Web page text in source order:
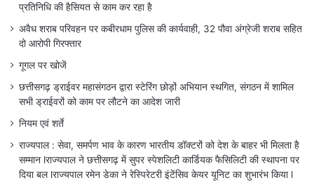
प्रतिनिधि की हैसियत से काम कर रहा है
अवैध शराब परिवहन पर कबीरधाम पुलिस की कार्यवाही, 32 पौवा अंग्रेजी शराब सहित
दो आरोपी गिरफ्तार
गूगल पर खोजें
छत्तीसगढ़ ड्राईवर महासंगठन द्वारा स्टेरिंग छोड़ों अभियान स्थगित, संगठन में शामिल
सभी ड्राईवरों को काम पर लौटने का आदेश जारी
नियम एवं शर्ते
राज्यपाल : सेवा, समर्पण भाव के कारण भारतीय डॉक्टरों को देश के बाहर भी मिलता है
सम्मान lराज्यपाल ने छत्तीसगढ़ में सुपर स्पेशलिटी कार्डियक फैसिलिटी की स्थापना पर
दिया बल lराज्यपाल रमेन डेका ने रेस्पिरेटरी इंटेंसिव केयर यूनिट का शुभारंभ किया l